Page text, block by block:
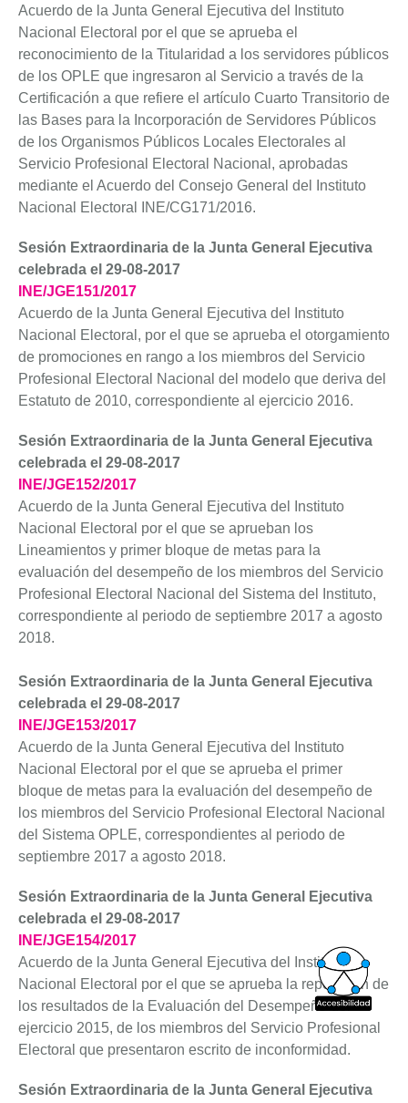
Acuerdo de la Junta General Ejecutiva del Instituto
Nacional Electoral por el que se aprueba el
reconocimiento de la Titularidad a los servidores públicos
de los OPLE que ingresaron al Servicio a través de la
Certificación a que refiere el artículo Cuarto Transitorio de
las Bases para la Incorporación de Servidores Públicos
de los Organismos Públicos Locales Electorales al
Servicio Profesional Electoral Nacional, aprobadas
mediante el Acuerdo del Consejo General del Instituto
Nacional Electoral INE/CG171/2016.
Sesión Extraordinaria de la Junta General Ejecutiva
celebrada el 29-08-2017
INE/JGE151/2017
Acuerdo de la Junta General Ejecutiva del Instituto
Nacional Electoral, por el que se aprueba el otorgamiento
de promociones en rango a los miembros del Servicio
Profesional Electoral Nacional del modelo que deriva del
Estatuto de 2010, correspondiente al ejercicio 2016.
Sesión Extraordinaria de la Junta General Ejecutiva
celebrada el 29-08-2017
INE/JGE152/2017
Acuerdo de la Junta General Ejecutiva del Instituto
Nacional Electoral por el que se aprueban los
Lineamientos y primer bloque de metas para la
evaluación del desempeño de los miembros del Servicio
Profesional Electoral Nacional del Sistema del Instituto,
correspondiente al periodo de septiembre 2017 a agosto
2018.
Sesión Extraordinaria de la Junta General Ejecutiva
celebrada el 29-08-2017
INE/JGE153/2017
Acuerdo de la Junta General Ejecutiva del Instituto
Nacional Electoral por el que se aprueba el primer
bloque de metas para la evaluación del desempeño de
los miembros del Servicio Profesional Electoral Nacional
del Sistema OPLE, correspondientes al periodo de
septiembre 2017 a agosto 2018.
Sesión Extraordinaria de la Junta General Ejecutiva
celebrada el 29-08-2017
INE/JGE154/2017
Acuerdo de la Junta General Ejecutiva del Instituto
Nacional Electoral por el que se aprueba la reposición de
los resultados de la Evaluación del Desempeño del
ejercicio 2015, de los miembros del Servicio Profesional
Electoral que presentaron escrito de inconformidad.
Sesión Extraordinaria de la Junta General Ejecutiva